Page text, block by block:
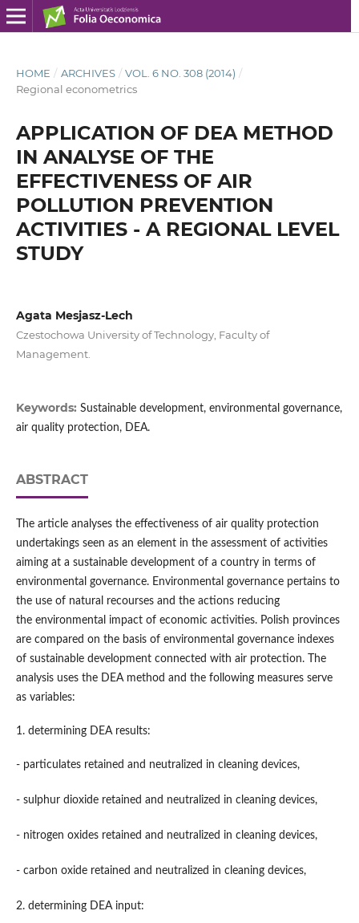
HOME / ARCHIVES / VOL. 6 NO. 308 (2014) /
Regional econometrics
APPLICATION OF DEA METHOD
IN ANALYSE OF THE
EFFECTIVENESS OF AIR
POLLUTION PREVENTION
ACTIVITIES - A REGIONAL LEVEL
STUDY
Agata Mesjasz-Lech
Czestochowa University of Technology, Faculty of
Management.
Keywords: Sustainable development, environmental governance,
air quality protection, DEA.
ABSTRACT
The article analyses the effectiveness of air quality protection
undertakings seen as an element in the assessment of activities
aiming at a sustainable development of a country in terms of
environmental governance. Environmental governance pertains to
the use of natural recourses and the actions reducing
the environmental impact of economic activities. Polish provinces
are compared on the basis of environmental governance indexes
of sustainable development connected with air protection. The
analysis uses the DEA method and the following measures serve
as variables:
1. determining DEA results:
- particulates retained and neutralized in cleaning devices,
- sulphur dioxide retained and neutralized in cleaning devices,
- nitrogen oxides retained and neutralized in cleaning devices,
- carbon oxide retained and neutralized in cleaning devices,
2. determining DEA input: